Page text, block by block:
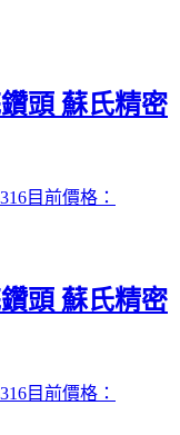
頭 蘇氏精密
316目前價格：
頭 蘇氏精密
316目前價格：